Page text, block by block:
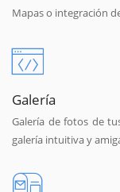
Mapas o integración
Galería
Galería de fotos de
galería intuitiva y